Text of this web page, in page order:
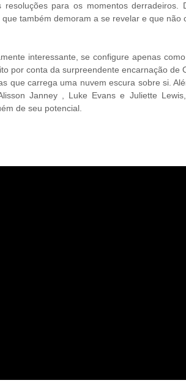
para os momentos derradeiros.
também demoram a se revelar e que não
interessante, se configure apenas
por conta da surpreendente encarnação de
que carrega uma nuvem escura sobre si.
Janney , Luke Evans e Juliette
de seu potencial.